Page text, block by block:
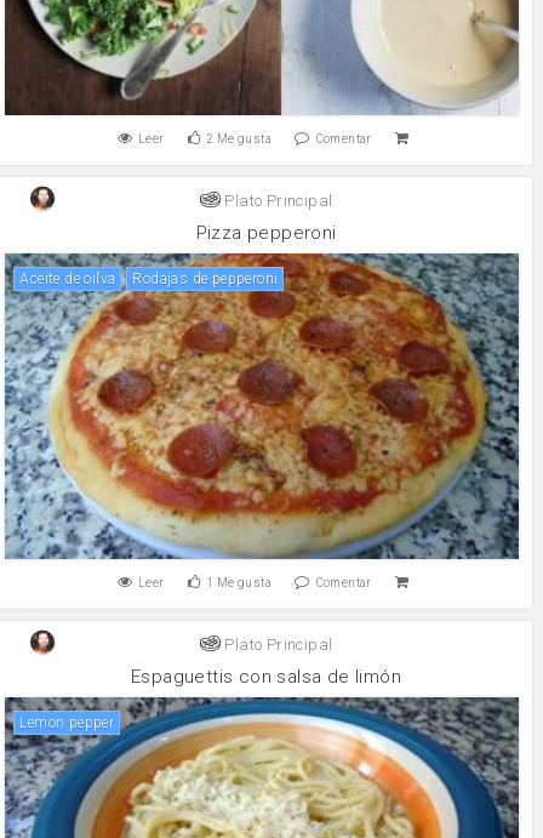
Leer 2 Me gusta Comentar
Plato Principal
Pizza pepperoni
Aceite de oilva Rodajas de pepperoni
Leer 1 Me gusta Comentar
Plato Principal
Espaguettis con salsa de limón
Lemon pepper